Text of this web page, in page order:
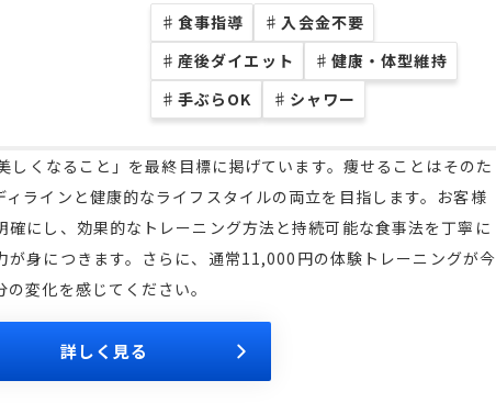
♯ 食事指導 ♯ 入会金不要
♯ 産後ダイエット ♯ 健康・体型維持
♯ 手ぶらOK ♯ シャワー
しくなること」を最終目標に掲げています。痩せることはそのた
ラインと健康的なライフスタイルの両立を目指します。お客様
にし、効果的なトレーニング方法と持続可能な食事法を丁寧に
が身につきます。さらに、通常11,000円の体験トレーニングが今
変化を感じてください。
詳しく見る